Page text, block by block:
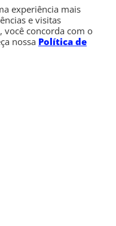
experiência mais
e visitas
, você concorda com o
nossa Política de